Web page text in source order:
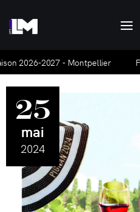
2026-2027 - Montpellier
Let's Motiv est un
gratuit, qui traite de
et ses alentours.
Hors-série
Articles
La base Alpha
25
mai
2024